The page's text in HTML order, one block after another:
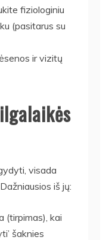
fiziologiniu
(pasitarus su
ir vizitų
visada
iš jų:
(tirpimas), kai
šaknies